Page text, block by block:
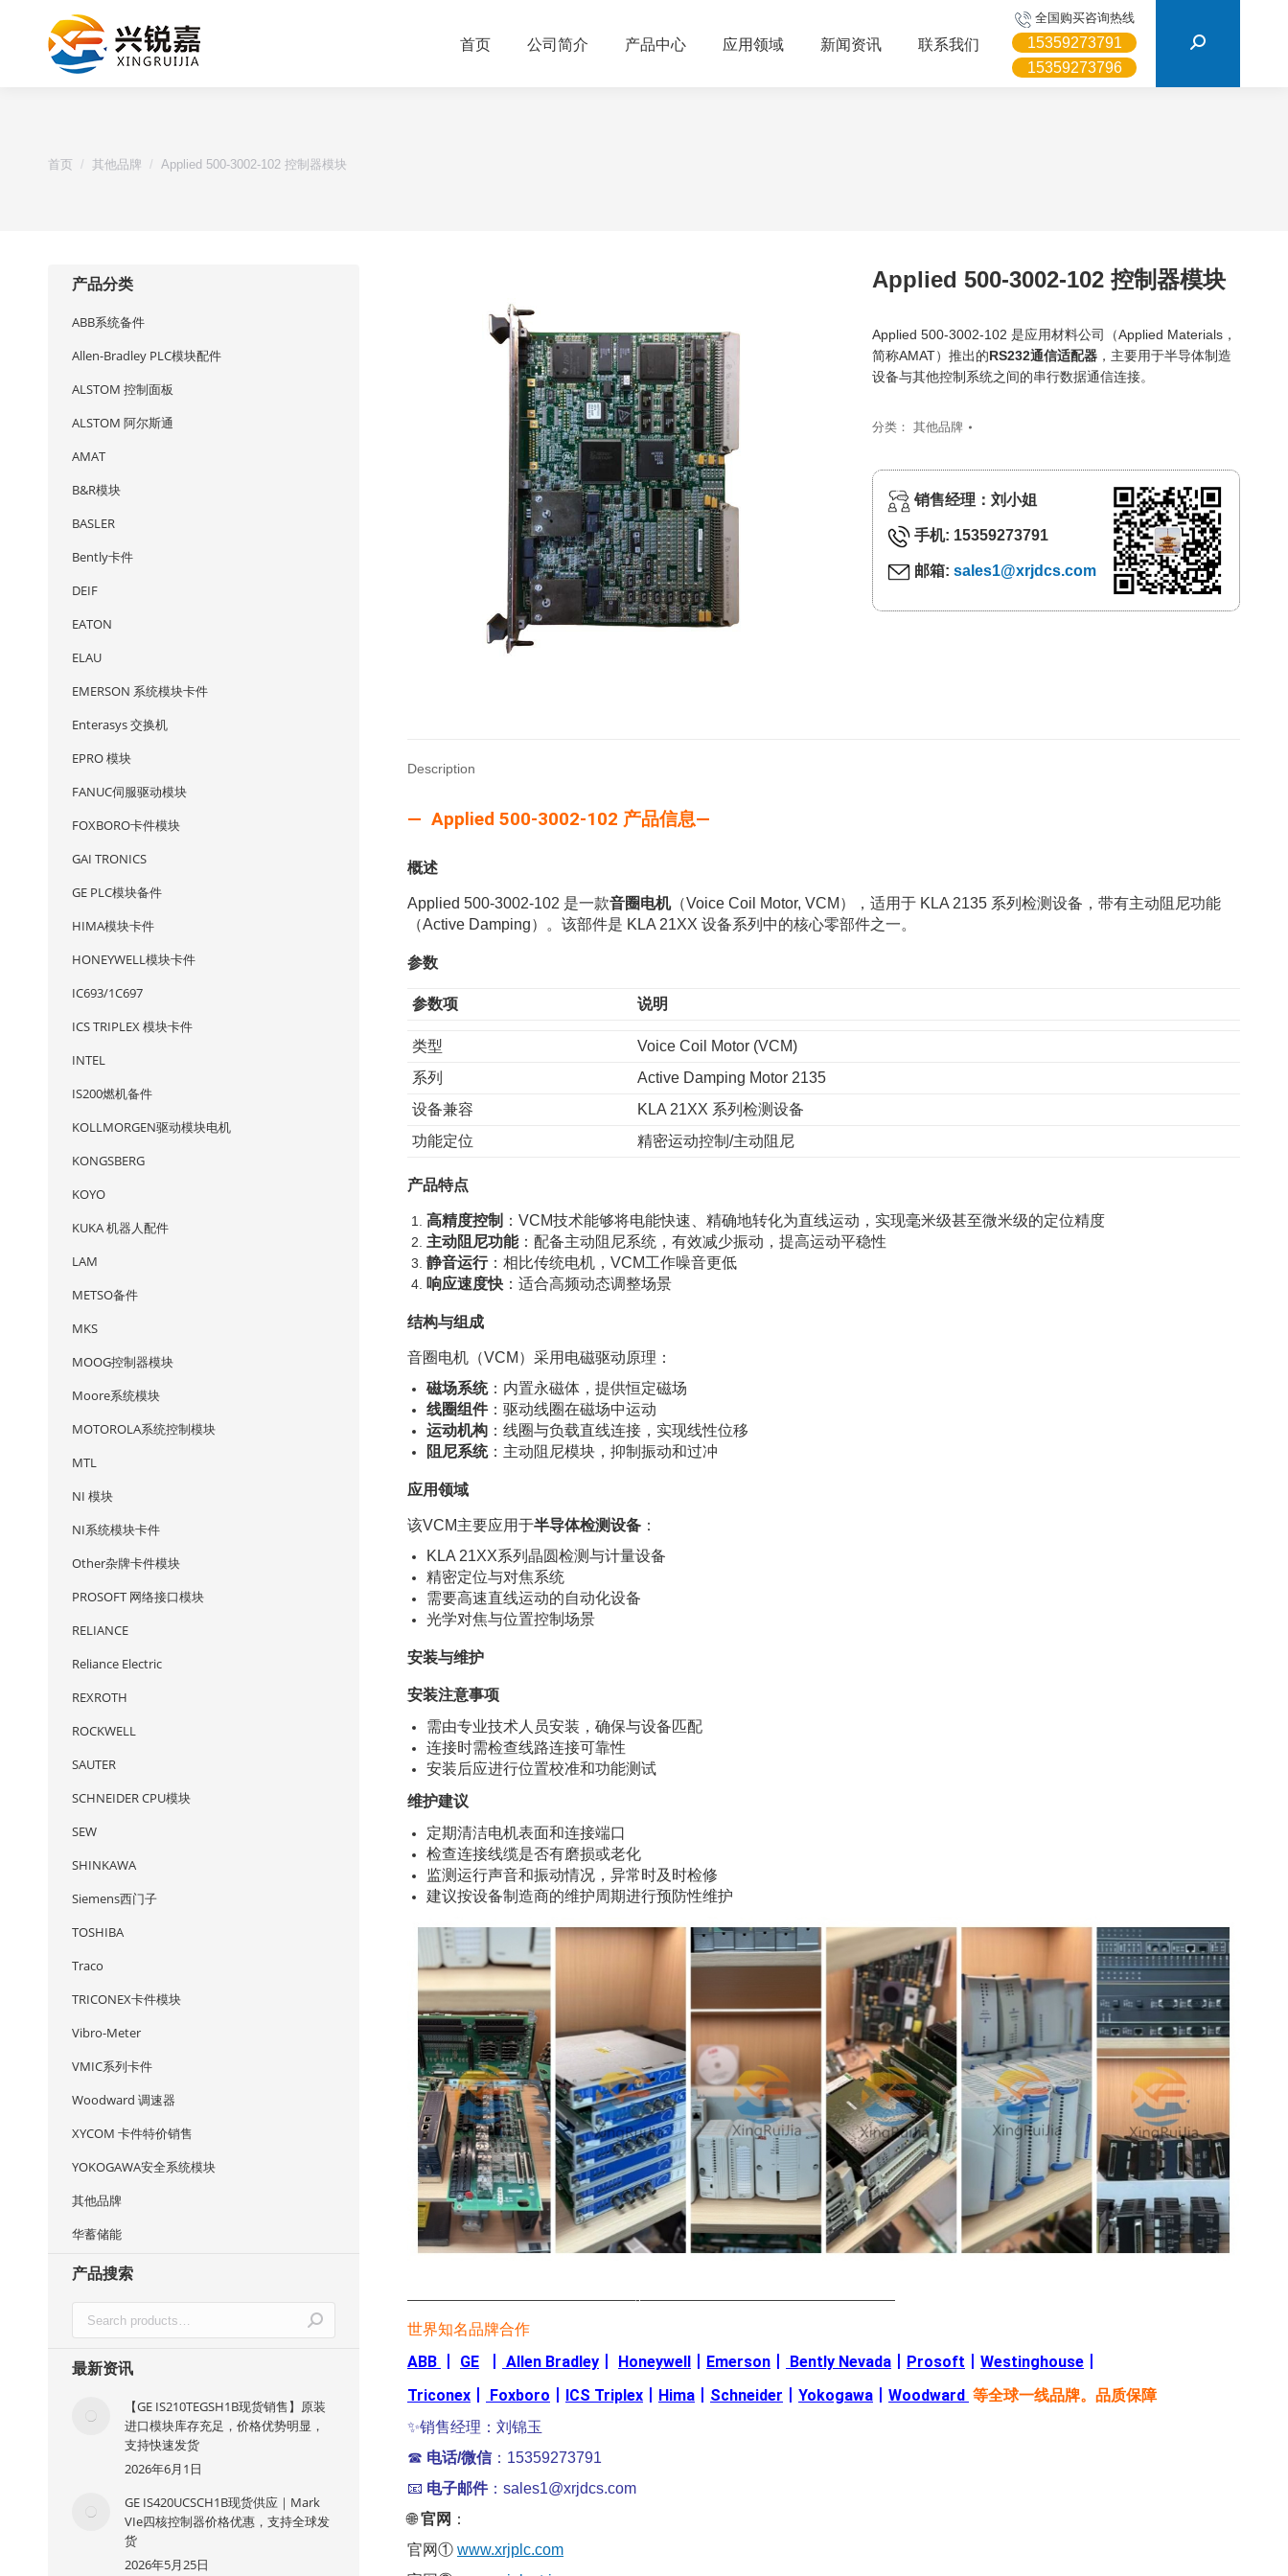
首页 公司简介 产品中心 应用领域 新闻资讯 联系我们
全国购买咨询热线
15359273791
15359273796
首页 其他品牌 Applied 500-3002-102 控制器模块
Applied 500-3002-102 控制器模块
Applied 500-3002-102 是应用材料公司（Applied Materials，
简称AMAT）推出的RS232通信适配器，主要用于半导体制造
设备与其他控制系统之间的串行数据通信连接。
分类： 其他品牌
销售经理：刘小姐
手机: 15359273791
邮箱: sales1@xrjdcs.com
Description
— Applied 500-3002-102 产品信息—
概述
Applied 500-3002-102 是一款音圈电机（Voice Coil Motor, VCM），适用于 KLA 2135 系列检测设备，带有主动阻尼功能
（Active Damping）。该部件是 KLA 21XX 设备系列中的核心零部件之一。
参数
参数项 说明
类型
Voice Coil Motor (VCM)
系列
Active Damping Motor 2135
设备兼容
KLA 21XX 系列检测设备
功能定位
精密运动控制/主动阻尼
产品特点
高精度控制 ：VCM技术能够将电能快速、精确地转化为直线运动，实现毫米级甚至微米级的定位精度
主动阻尼功能：配备主动阻尼系统，有效减少振动，提高运动平稳性
静音运行：相比传统电机，VCM工作噪音更低
响应速度快 ：适合高频动态调整场景
结构与组成
音圈电机（VCM）采用电磁驱动原理：
磁场系统：内置永磁体，提供恒定磁场
线圈组件：驱动线圈在磁场中运动
运动机构 ：线圈与负载直线连接，实现线性位移
阻尼系统：主动阻尼模块，抑制振动和过冲
应用领域
该VCM主要应用于半导体检测设备 ：
KLA 21XX系列晶圆检测与计量设备
精密定位与对焦系统
需要高速直线运动的自动化设备
光学对焦与位置控制场景
安装与维护
安装注意事项
需由专业技术人员安装，确保与设备匹配
连接时需检查线路连接可靠性
安装后应进行位置校准和功能测试
维护建议
定期清洁电机表面和连接端口
检查连接线缆是否有磨损或老化
监测运行声音和振动情况，异常时及时检修
建议按设备制造商的维护周期进行预防性维护
—————————————————-———————————————————
世界知名品牌合作
ABB GE Allen Bradley Honeywell Emerson Bently Nevada Prosoft Westinghouse
Triconex
Foxboro ICS Triplex Hima Schneider Yokogawa Woodward 等全球一线品牌。品质保障
✨销售经理：刘锦玉
☎ 电话/微信：15359273791
📧 电子邮件：sales1@xrjdcs.com
🌐官网 ：
官网① www.xrjplc.com
产品分类
ABB系统备件
Allen-Bradley PLC模块配件
ALSTOM 控制面板
ALSTOM 阿尔斯通
AMAT
B&R模块
BASLER
Bently卡件
DEIF
EATON
ELAU
EMERSON 系统模块卡件
Enterasys 交换机
EPRO 模块
FANUC伺服驱动模块
FOXBORO卡件模块
GAI TRONICS
GE PLC模块备件
HIMA模块卡件
HONEYWELL模块卡件
IC693/1C697
ICS TRIPLEX 模块卡件
INTEL
IS200燃机备件
KOLLMORGEN驱动模块电机
KONGSBERG
KOYO
KUKA 机器人配件
LAM
METSO备件
MKS
MOOG控制器模块
Moore系统模块
MOTOROLA系统控制模块
MTL
NI 模块
NI系统模块卡件
Other杂牌卡件模块
PROSOFT 网络接口模块
RELIANCE
Reliance Electric
REXROTH
ROCKWELL
SAUTER
SCHNEIDER CPU模块
SEW
SHINKAWA
Siemens西门子
TOSHIBA
Traco
TRICONEX卡件模块
Vibro-Meter
VMIC系列卡件
Woodward 调速器
XYCOM 卡件特价销售
YOKOGAWA安全系统模块
其他品牌
华蓄储能
产品搜索
最新资讯
【GE IS210TEGSH1B现货销售】原装
进口模块库存充足，价格优势明显，
支持快速发货
2026年6月1日
GE IS420UCSCH1B现货供应｜Mark
VIe四核控制器价格优惠，支持全球发
货
2026年5月25日